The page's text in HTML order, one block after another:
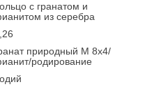
с гранатом и
из серебра
природный М 8х4/
родирование